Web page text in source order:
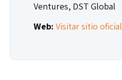
Ventures, DST Global
Web: Visitar sitio oficial